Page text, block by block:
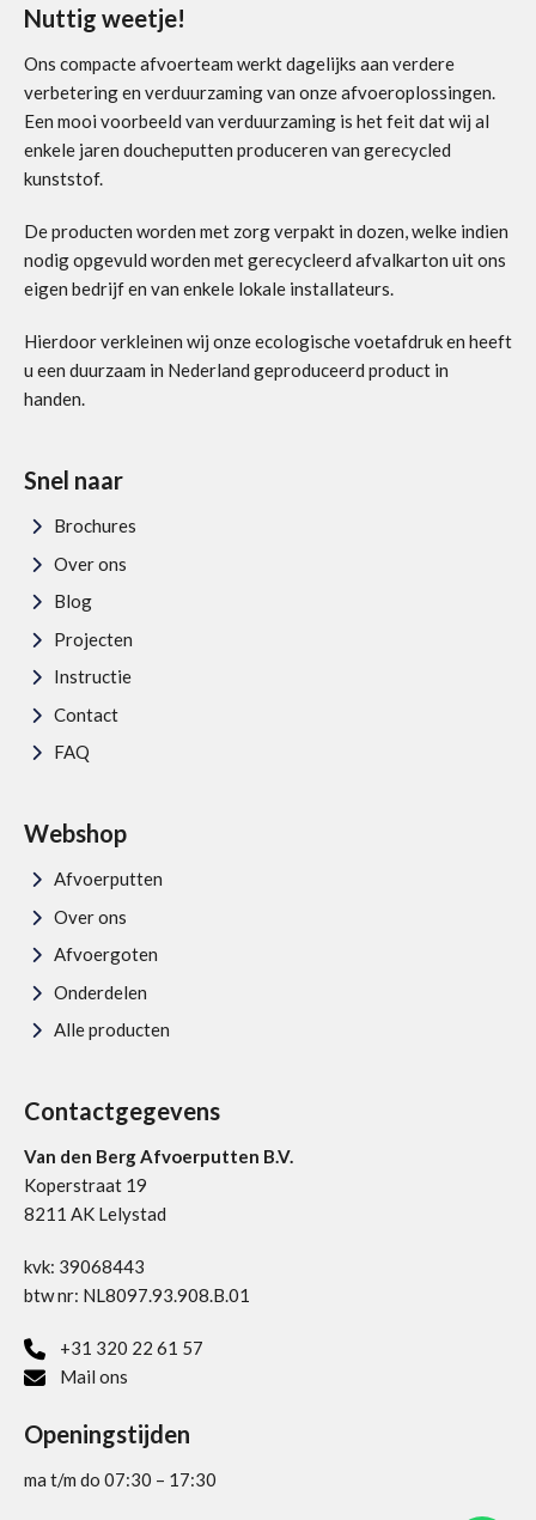
Nuttig weetje!
Ons compacte afvoerteam werkt dagelijks aan verdere
verbetering en verduurzaming van onze afvoeroplossingen.
Een mooi voorbeeld van verduurzaming is het feit dat wij al
enkele jaren doucheputten produceren van gerecycled
kunststof.
De producten worden met zorg verpakt in dozen, welke indien
nodig opgevuld worden met gerecycleerd afvalkarton uit ons
eigen bedrijf en van enkele lokale installateurs.
Hierdoor verkleinen wij onze ecologische voetafdruk en heeft
u een duurzaam in Nederland geproduceerd product in
handen.
Snel naar
Brochures
Over ons
Blog
Projecten
Instructie
Contact
FAQ
Webshop
Afvoerputten
Over ons
Afvoergoten
Onderdelen
Alle producten
Contactgegevens
Van den Berg Afvoerputten B.V.
Koperstraat 19
8211 AK Lelystad
kvk: 39068443
btw nr: NL8097.93.908.B.01
+31 320 22 61 57
Mail ons
Openingstijden
ma t/m do 07:30 – 17:30